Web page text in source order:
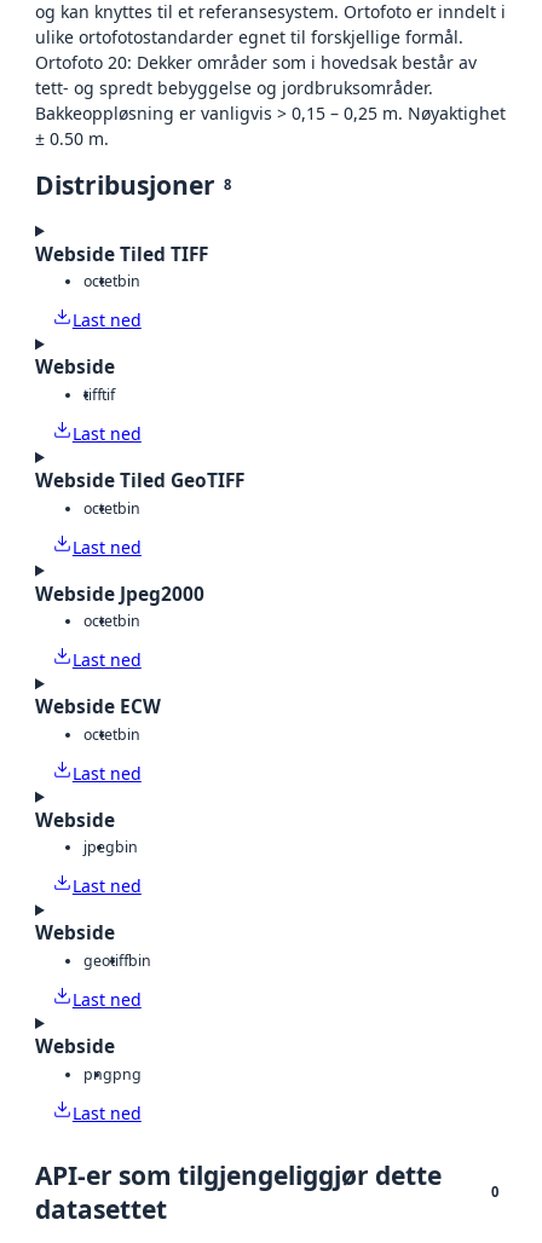
og kan knyttes til et referansesystem. Ortofoto er inndelt i
ulike ortofotostandarder egnet til forskjellige formål.
Ortofoto 20: Dekker områder som i hovedsak består av
tett- og spredt bebyggelse og jordbruksområder.
Bakkeoppløsning er vanligvis > 0,15 – 0,25 m. Nøyaktighet
± 0.50 m.
Distribusjoner 8
Webside Tiled TIFF
octetbin
Last ned
Webside
tifftif
Last ned
Webside Tiled GeoTIFF
octetbin
Last ned
Webside Jpeg2000
octetbin
Last ned
Webside ECW
octetbin
Last ned
Webside
jpegbin
Last ned
Webside
geotiffbin
Last ned
Webside
pngpng
Last ned
API-er som tilgjengeliggjør dette
datasettet
0